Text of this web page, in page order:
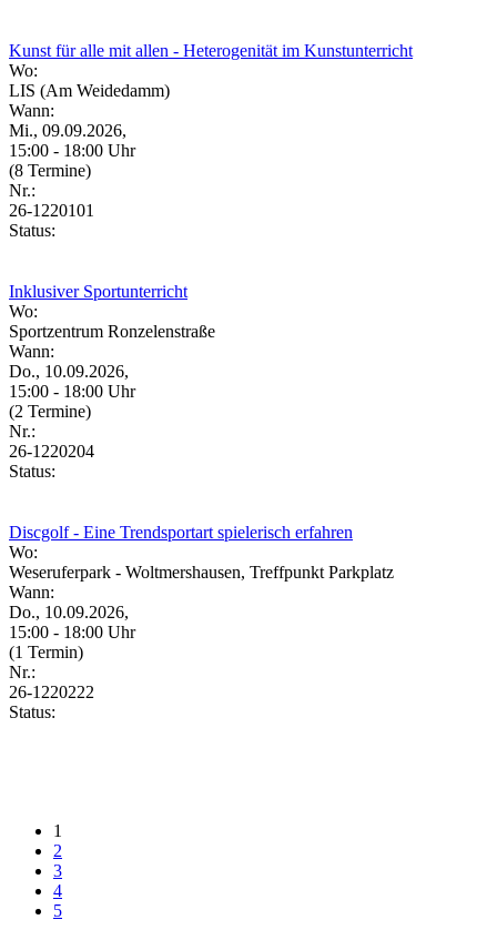
Kunst für alle mit allen - Heterogenität im Kunstunterricht
Wo:
LIS (Am Weidedamm)
Wann:
Mi., 09.09.2026,
15:00 - 18:00 Uhr
(8 Termine)
Nr.:
26-1220101
Status:
Inklusiver Sportunterricht
Wo:
Sportzentrum Ronzelenstraße
Wann:
Do., 10.09.2026,
15:00 - 18:00 Uhr
(2 Termine)
Nr.:
26-1220204
Status:
Discgolf - Eine Trendsportart spielerisch erfahren
Wo:
Weseruferpark - Woltmershausen, Treffpunkt Parkplatz
Wann:
Do., 10.09.2026,
15:00 - 18:00 Uhr
(1 Termin)
Nr.:
26-1220222
Status:
1
2
3
4
5